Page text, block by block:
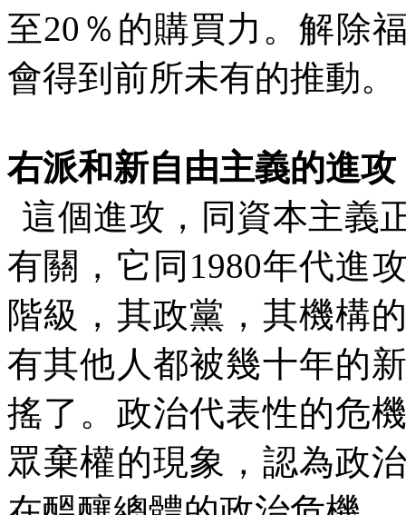
至20 ％的購買力。解除
會得到前所未有的推動。
右派和新自由主義的進攻
這個進攻，同資本主義
有關，它同 1980年代進
階級，其政黨，其機構
有其他人都被幾十年的
搖了。政治代表性的危
眾棄權的現象，認為政